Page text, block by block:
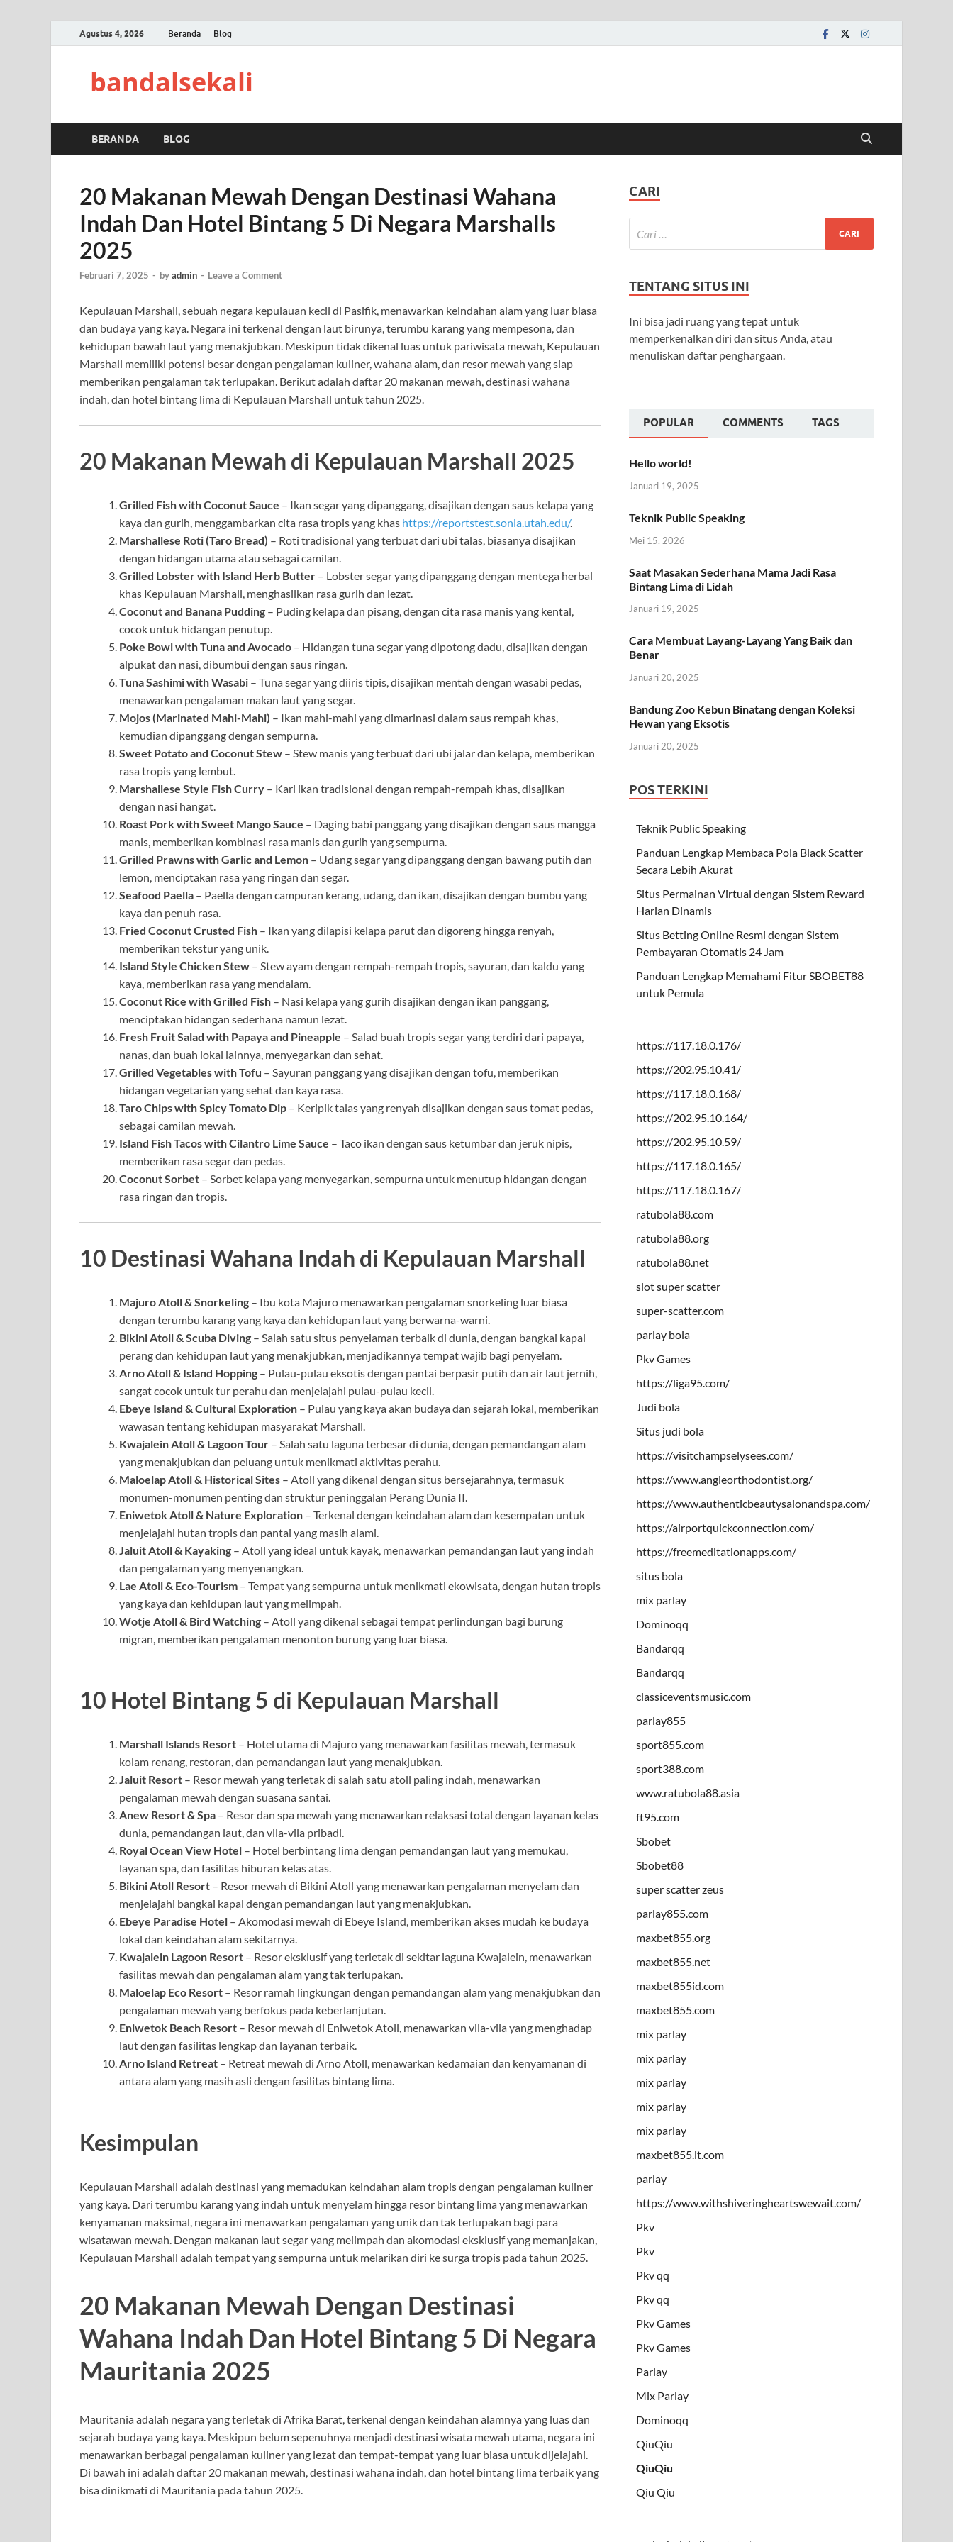
Agustus 4, 2026 Beranda Blog
bandalsekali
BERANDA BLOG
20 Makanan Mewah Dengan Destinasi Wahana
Indah Dan Hotel Bintang 5 Di Negara Marshalls
2025
Februari 7, 2025 - byadmin - Leave a Comment
Kepulauan Marshall, sebuah negara kepulauan kecil di Pasifik, menawarkan keindahan alam yang luar biasa
dan budaya yang kaya. Negara ini terkenal dengan laut birunya, terumbu karang yang mempesona, dan
kehidupan bawah laut yang menakjubkan. Meskipun tidak dikenal luas untuk pariwisata mewah, Kepulauan
Marshall memiliki potensi besar dengan pengalaman kuliner, wahana alam, dan resor mewah yang siap
memberikan pengalaman tak terlupakan. Berikut adalah daftar 20 makanan mewah, destinasi wahana
indah, dan hotel bintang lima di Kepulauan Marshall untuk tahun 2025.
20 Makanan Mewah di Kepulauan Marshall 2025
Grilled Fish with Coconut Sauce – Ikan segar yang dipanggang, disajikan dengan saus kelapa yang
kaya dan gurih, menggambarkan cita rasa tropis yang khas https://reportstest.sonia.utah.edu/.
Marshallese Roti (Taro Bread) – Roti tradisional yang terbuat dari ubi talas, biasanya disajikan
dengan hidangan utama atau sebagai camilan.
Grilled Lobster with Island Herb Butter – Lobster segar yang dipanggang dengan mentega herbal
khas Kepulauan Marshall, menghasilkan rasa gurih dan lezat.
Coconut and Banana Pudding – Puding kelapa dan pisang, dengan cita rasa manis yang kental,
cocok untuk hidangan penutup.
Poke Bowl with Tuna and Avocado – Hidangan tuna segar yang dipotong dadu, disajikan dengan
alpukat dan nasi, dibumbui dengan saus ringan.
Tuna Sashimi with Wasabi – Tuna segar yang diiris tipis, disajikan mentah dengan wasabi pedas,
menawarkan pengalaman makan laut yang segar.
Mojos (Marinated Mahi-Mahi) – Ikan mahi-mahi yang dimarinasi dalam saus rempah khas,
kemudian dipanggang dengan sempurna.
Sweet Potato and Coconut Stew – Stew manis yang terbuat dari ubi jalar dan kelapa, memberikan
rasa tropis yang lembut.
Marshallese Style Fish Curry – Kari ikan tradisional dengan rempah-rempah khas, disajikan
dengan nasi hangat.
Roast Pork with Sweet Mango Sauce – Daging babi panggang yang disajikan dengan saus mangga
manis, memberikan kombinasi rasa manis dan gurih yang sempurna.
Grilled Prawns with Garlic and Lemon – Udang segar yang dipanggang dengan bawang putih dan
lemon, menciptakan rasa yang ringan dan segar.
Seafood Paella – Paella dengan campuran kerang, udang, dan ikan, disajikan dengan bumbu yang
kaya dan penuh rasa.
Fried Coconut Crusted Fish – Ikan yang dilapisi kelapa parut dan digoreng hingga renyah,
memberikan tekstur yang unik.
Island Style Chicken Stew – Stew ayam dengan rempah-rempah tropis, sayuran, dan kaldu yang
kaya, memberikan rasa yang mendalam.
Coconut Rice with Grilled Fish – Nasi kelapa yang gurih disajikan dengan ikan panggang,
menciptakan hidangan sederhana namun lezat.
Fresh Fruit Salad with Papaya and Pineapple – Salad buah tropis segar yang terdiri dari papaya,
nanas, dan buah lokal lainnya, menyegarkan dan sehat.
Grilled Vegetables with Tofu – Sayuran panggang yang disajikan dengan tofu, memberikan
hidangan vegetarian yang sehat dan kaya rasa.
Taro Chips with Spicy Tomato Dip – Keripik talas yang renyah disajikan dengan saus tomat pedas,
sebagai camilan mewah.
Island Fish Tacos with Cilantro Lime Sauce – Taco ikan dengan saus ketumbar dan jeruk nipis,
memberikan rasa segar dan pedas.
Coconut Sorbet – Sorbet kelapa yang menyegarkan, sempurna untuk menutup hidangan dengan
rasa ringan dan tropis.
10 Destinasi Wahana Indah di Kepulauan Marshall
Majuro Atoll & Snorkeling – Ibu kota Majuro menawarkan pengalaman snorkeling luar biasa
dengan terumbu karang yang kaya dan kehidupan laut yang berwarna-warni.
Bikini Atoll & Scuba Diving – Salah satu situs penyelaman terbaik di dunia, dengan bangkai kapal
perang dan kehidupan laut yang menakjubkan, menjadikannya tempat wajib bagi penyelam.
Arno Atoll & Island Hopping – Pulau-pulau eksotis dengan pantai berpasir putih dan air laut jernih,
sangat cocok untuk tur perahu dan menjelajahi pulau-pulau kecil.
Ebeye Island & Cultural Exploration – Pulau yang kaya akan budaya dan sejarah lokal, memberikan
wawasan tentang kehidupan masyarakat Marshall.
Kwajalein Atoll & Lagoon Tour – Salah satu laguna terbesar di dunia, dengan pemandangan alam
yang menakjubkan dan peluang untuk menikmati aktivitas perahu.
Maloelap Atoll & Historical Sites – Atoll yang dikenal dengan situs bersejarahnya, termasuk
monumen-monumen penting dan struktur peninggalan Perang Dunia II.
Eniwetok Atoll & Nature Exploration – Terkenal dengan keindahan alam dan kesempatan untuk
menjelajahi hutan tropis dan pantai yang masih alami.
Jaluit Atoll & Kayaking – Atoll yang ideal untuk kayak, menawarkan pemandangan laut yang indah
dan pengalaman yang menyenangkan.
Lae Atoll & Eco-Tourism – Tempat yang sempurna untuk menikmati ekowisata, dengan hutan tropis
yang kaya dan kehidupan laut yang melimpah.
Wotje Atoll & Bird Watching – Atoll yang dikenal sebagai tempat perlindungan bagi burung
migran, memberikan pengalaman menonton burung yang luar biasa.
10 Hotel Bintang 5 di Kepulauan Marshall
Marshall Islands Resort – Hotel utama di Majuro yang menawarkan fasilitas mewah, termasuk
kolam renang, restoran, dan pemandangan laut yang menakjubkan.
Jaluit Resort – Resor mewah yang terletak di salah satu atoll paling indah, menawarkan
pengalaman mewah dengan suasana santai.
Anew Resort & Spa – Resor dan spa mewah yang menawarkan relaksasi total dengan layanan kelas
dunia, pemandangan laut, dan vila-vila pribadi.
Royal Ocean View Hotel – Hotel berbintang lima dengan pemandangan laut yang memukau,
layanan spa, dan fasilitas hiburan kelas atas.
Bikini Atoll Resort – Resor mewah di Bikini Atoll yang menawarkan pengalaman menyelam dan
menjelajahi bangkai kapal dengan pemandangan laut yang menakjubkan.
Ebeye Paradise Hotel – Akomodasi mewah di Ebeye Island, memberikan akses mudah ke budaya
lokal dan keindahan alam sekitarnya.
Kwajalein Lagoon Resort – Resor eksklusif yang terletak di sekitar laguna Kwajalein, menawarkan
fasilitas mewah dan pengalaman alam yang tak terlupakan.
Maloelap Eco Resort – Resor ramah lingkungan dengan pemandangan alam yang menakjubkan dan
pengalaman mewah yang berfokus pada keberlanjutan.
Eniwetok Beach Resort – Resor mewah di Eniwetok Atoll, menawarkan vila-vila yang menghadap
laut dengan fasilitas lengkap dan layanan terbaik.
Arno Island Retreat – Retreat mewah di Arno Atoll, menawarkan kedamaian dan kenyamanan di
antara alam yang masih asli dengan fasilitas bintang lima.
Kesimpulan
Kepulauan Marshall adalah destinasi yang memadukan keindahan alam tropis dengan pengalaman kuliner
yang kaya. Dari terumbu karang yang indah untuk menyelam hingga resor bintang lima yang menawarkan
kenyamanan maksimal, negara ini menawarkan pengalaman yang unik dan tak terlupakan bagi para
wisatawan mewah. Dengan makanan laut segar yang melimpah dan akomodasi eksklusif yang memanjakan,
Kepulauan Marshall adalah tempat yang sempurna untuk melarikan diri ke surga tropis pada tahun 2025.
20 Makanan Mewah Dengan Destinasi
Wahana Indah Dan Hotel Bintang 5 Di Negara
Mauritania 2025
Mauritania adalah negara yang terletak di Afrika Barat, terkenal dengan keindahan alamnya yang luas dan
sejarah budaya yang kaya. Meskipun belum sepenuhnya menjadi destinasi wisata mewah utama, negara ini
menawarkan berbagai pengalaman kuliner yang lezat dan tempat-tempat yang luar biasa untuk dijelajahi.
Di bawah ini adalah daftar 20 makanan mewah, destinasi wahana indah, dan hotel bintang lima terbaik yang
bisa dinikmati di Mauritania pada tahun 2025.
CARI
TENTANG SITUS INI
Ini bisa jadi ruang yang tepat untuk
memperkenalkan diri dan situs Anda, atau
menuliskan daftar penghargaan.
POPULAR COMMENTS TAGS
Hello world!
Januari 19, 2025
Teknik Public Speaking
Mei 15, 2026
Saat Masakan Sederhana Mama Jadi Rasa
Bintang Lima di Lidah
Januari 19, 2025
Cara Membuat Layang-Layang Yang Baik dan
Benar
Januari 20, 2025
Bandung Zoo Kebun Binatang dengan Koleksi
Hewan yang Eksotis
Januari 20, 2025
POS TERKINI
Teknik Public Speaking
Panduan Lengkap Membaca Pola Black Scatter
Secara Lebih Akurat
Situs Permainan Virtual dengan Sistem Reward
Harian Dinamis
Situs Betting Online Resmi dengan Sistem
Pembayaran Otomatis 24 Jam
Panduan Lengkap Memahami Fitur SBOBET88
untuk Pemula
https://117.18.0.176/
https://202.95.10.41/
https://117.18.0.168/
https://202.95.10.164/
https://202.95.10.59/
https://117.18.0.165/
https://117.18.0.167/
ratubola88.com
ratubola88.org
ratubola88.net
slot super scatter
super-scatter.com
parlay bola
Pkv Games
https://liga95.com/
Judi bola
Situs judi bola
https://visitchampselysees.com/
https://www.angleorthodontist.org/
https://www.authenticbeautysalonandspa.com/
https://airportquickconnection.com/
https://freemeditationapps.com/
situs bola
mix parlay
Dominoqq
Bandarqq
Bandarqq
classiceventsmusic.com
parlay855
sport855.com
sport388.com
www.ratubola88.asia
ft95.com
Sbobet
Sbobet88
super scatter zeus
parlay855.com
maxbet855.org
maxbet855.net
maxbet855id.com
maxbet855.com
mix parlay
mix parlay
mix parlay
mix parlay
mix parlay
maxbet855.it.com
parlay
https://www.withshiveringheartswewait.com/
Pkv
Pkv
Pkv qq
Pkv qq
Pkv Games
Pkv Games
Parlay
Mix Parlay
Dominoqq
QiuQiu
QiuQiu
Qiu Qiu